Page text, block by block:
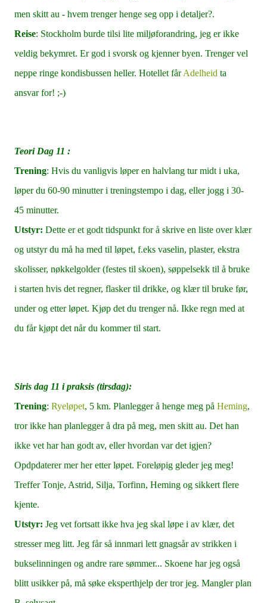
men skitt au - hvem trenger henge seg opp i detaljer?.
Reise: Stockholm burde tilsi lite miljøforandring, jeg er ikke
veldig bekymret. Er god i svorsk og kjenner byen. Trenger vel
neppe ringe kondisbussen heller. Hotellet fårAdelheid ta
ansvar for! ;-)
Teori Dag 11 :
Trening: Hvis du vanligvis løper en halvlang tur midt i uka,
løper du 60-90 minutter i treningstempo i dag, eller jogg i 30-
45 minutter.
Utstyr: Dette er et godt tidspunkt for å skrive en liste over klær
og utstyr du må ha med til løpet, f.eks vaselin, plaster, ekstra
skolisser, nøkkelgolder (festes til skoen), søppelsekk til å bruke
i starten hvis det regner, flasker til drikke, og klær til bruke før,
under og etter løpet. Kjøp det du trenger nå. Ikke regn med at
du får kjøpt det når du kommer til start.
Siris dag 11 i praksis (tirsdag):
Trening: Ryeløpet, 5 km. Planlegger å henge meg på Heming,
tror ikke han planlegger å dra på meg, men skitt au. Det han
ikke vet har han godt av, eller hvordan var det igjen?
Opdpdaterer mer her etter løpet. Foreløpig gleder jeg meg!
Treffer Tonje, Astrid, Silja, Torfinn, Heming og sikkert flere
kjente.
Utstyr: Jeg vet fortsatt ikke hva jeg skal løpe i av klær, det
stresser meg litt. Jeg får så innmari lett gnagsår av strikken i
bukselinningen og andre rare sømmer... Skoene har jeg også
blitt usikker på, må søke eksperthjelp der tror jeg. Mangler plan